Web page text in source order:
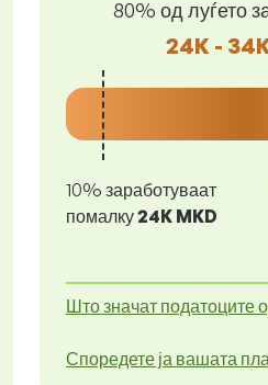
80% од луѓето
24K -
10% заработуваат
помалку24K MKD
Што значат податоците
Споредете ја вашата